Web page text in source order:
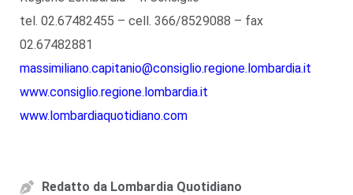
tel. 02.67482455 – cell. 366/8529088 – fax
02.67482881
massimiliano.capitanio@consiglio.regione.lombardia.it
www.consiglio.regione.lombardia.it
www.lombardiaquotidiano.com
Redatto da Lombardia Quotidiano